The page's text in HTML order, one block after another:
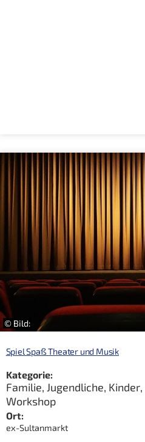
© Bild:
Spiel Spaß Theater und Musik
Kategorie:
Familie, Jugendliche, Kinder,
Workshop
Ort:
ex-Sultanmarkt